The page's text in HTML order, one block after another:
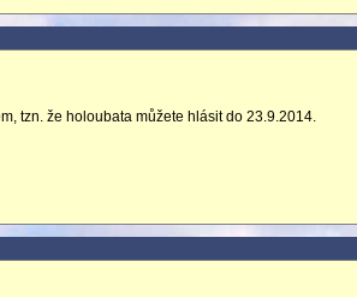
tzn. že holoubata můžete hlásit do 23.9.2014.